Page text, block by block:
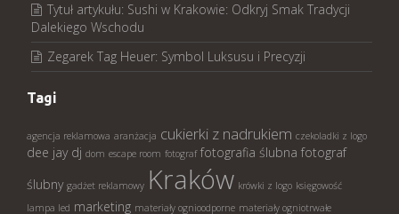
Tytuł artykułu: Sushi w Krakowie: Odkryj Smak Tradycji
Dalekiego Wschodu
Zegarek Tag Heuer: Symbol Luksusu i Precyzji
Tagi
agencja reklamowa aranżacja cukierki z nadrukiem czekoladki z logo
dee jay dj dom escape room fotograf fotografia ślubna fotograf
ślubny gadżet reklamowy Kraków krówki z logo księgowość
lampa led marketing materiały ognioodporne materiały ogniotrwałe